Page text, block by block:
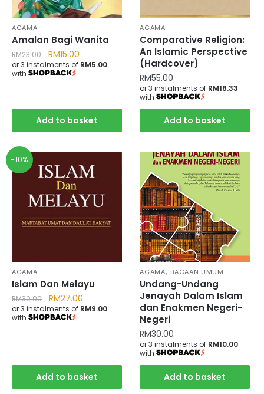
AGAMA
Amalan Bagi Wanita
RM23.00 RM15.00
or 3 instalments of RM5.00
with
Add to basket
AGAMA
Comparative Religion:
An Islamic Perspective
(Hardcover)
RM55.00
or 3 instalments of RM18.33
with
Add to basket
-10%
AGAMA
Islam Dan Melayu
RM30.00 RM27.00
or 3 instalments of RM9.00
with
Add to basket
AGAMA, BACAAN UMUM
Undang-Undang
Jenayah Dalam Islam
dan Enakmen Negeri-
Negeri
RM30.00
or 3 instalments of RM10.00
with
Add to basket